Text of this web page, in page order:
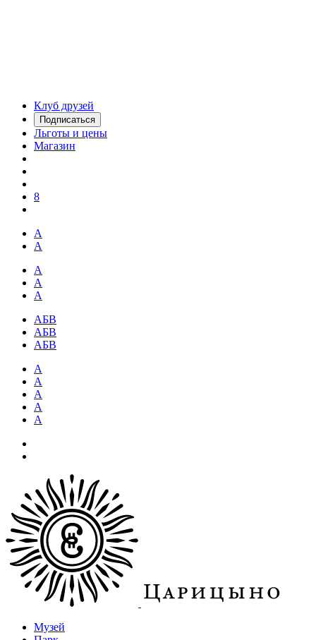
Клуб друзей
Подписаться
Льготы и цены
Магазин
8
А
А
А
А
А
АБВ
АБВ
АБВ
А
А
А
А
А
Музей